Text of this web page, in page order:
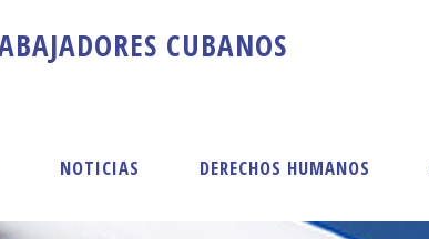
BAJADORES CUBANOS
NOTICIAS DERECHOS HUMANOS